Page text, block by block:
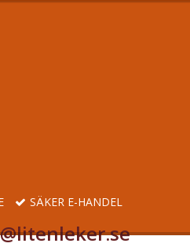
SÄKER E-HANDEL